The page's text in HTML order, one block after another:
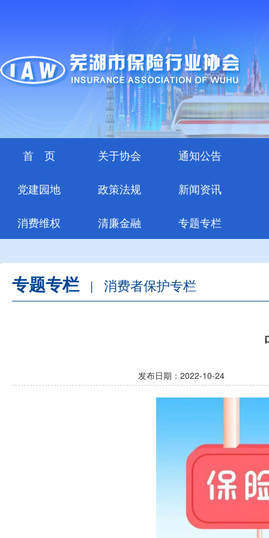
首 页 关于协会 通知公告
党建园地 政策法规 新闻资讯
消费维权 清廉金融 专题专栏
专题专栏 | 消费者保护专栏
发布日期：2022-10-24